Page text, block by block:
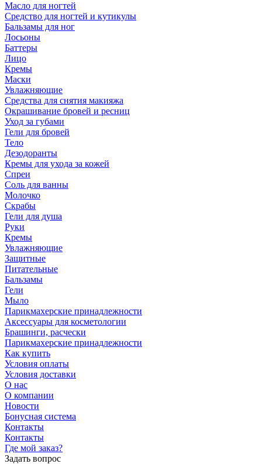
Масло для ногтей
Средство для ногтей и кутикулы
Бальзамы для ног
Лосьоны
Баттеры
Лицо
Кремы
Маски
Увлажняющие
Средства для снятия макияжа
Окрашивание бровей и ресниц
Уход за губами
Гели для бровей
Тело
Дезодоранты
Кремы для ухода за кожей
Спреи
Соль для ванны
Молочко
Скрабы
Гели для душа
Руки
Кремы
Увлажняющие
Защитные
Питательные
Бальзамы
Гели
Мыло
Парикмахерские принадлежности
Аксессуары для косметологии
Брашинги, расчески
Парикмахерские принадлежности
Как купить
Условия оплаты
Условия доставки
О нас
О компании
Новости
Бонусная система
Контакты
Контакты
Где мой заказ?
Задать вопрос